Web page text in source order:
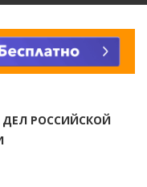
РОССИЙСКОЙ